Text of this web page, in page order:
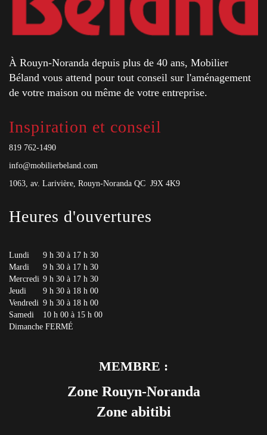
À Rouyn-Noranda depuis plus de 40 ans, Mobilier
Béland vous attend pour tout conseil sur l'aménagement
de votre maison ou même de votre entreprise.
Inspiration et conseil
819 762-1490
info@mobilierbeland.com
1063, av. Larivière, Rouyn-Noranda QC J9X 4K9
Heures d'ouvertures
Lundi
9 h 30 à 17 h 30
Mardi
9 h 30 à 17 h 30
Mercredi 9 h 30 à 17 h 30
Jeudi
9 h 30 à 18 h 00
Vendredi 9 h 30 à 18 h 00
Samedi
10 h 00 à 15 h 00
Dimanche FERMÉ
MEMBRE :
Zone Rouyn-Noranda
Zone abitibi